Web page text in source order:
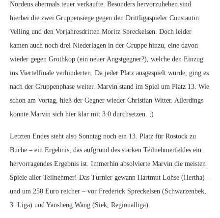
Nordens abermals teuer verkaufte. Besonders hervorzuheben sind
hierbei die zwei Gruppensiege gegen den Drittligaspieler Constantin
Velling und den Vorjahresdritten Moritz Spreckelsen. Doch leider
kamen auch noch drei Niederlagen in der Gruppe hinzu, eine davon
wieder gegen Grothkop (ein neuer Angstgegner?), welche den Einzug
ins Viertelfinale verhinderten. Da jeder Platz ausgespielt wurde, ging es
nach der Gruppenphase weiter. Marvin stand im Spiel um Platz 13. Wie
schon am Vortag, hieß der Gegner wieder Christian Witter. Allerdings
konnte Marvin sich hier klar mit 3:0 durchsetzen. ;)
Letzten Endes steht also Sonntag noch ein 13. Platz für Rostock zu
Buche – ein Ergebnis, das aufgrund des starken Teilnehmerfeldes ein
hervorragendes Ergebnis ist. Immerhin absolvierte Marvin die meisten
Spiele aller Teilnehmer! Das Turnier gewann Hartmut Lohse (Hertha) –
und um 250 Euro reicher – vor Frederick Spreckelsen (Schwarzenbek,
3. Liga) und Yansheng Wang (Siek, Regionalliga).